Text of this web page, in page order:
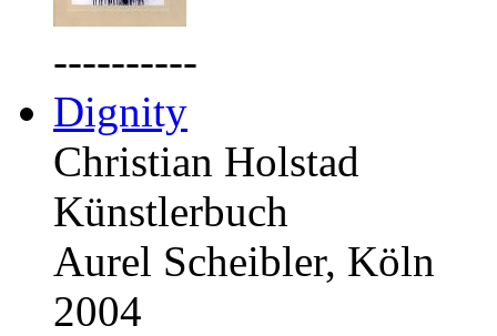
----------
Dignity
Christian Holstad
Künstlerbuch
Aurel Scheibler, Köln
2004